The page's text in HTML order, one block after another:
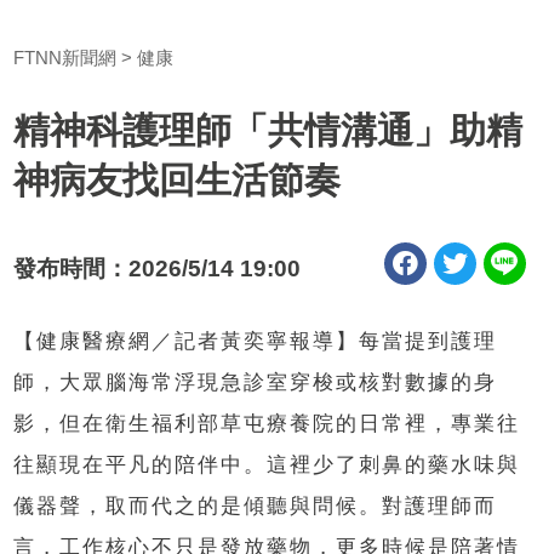
FTNN新聞網 健康
精神科護理師「共情溝通」助精
神病友找回生活節奏
發布時間：2026/5/14 19:00
【健康醫療網／記者黃奕寧報導】每當提到護理
師，大眾腦海常浮現急診室穿梭或核對數據的身
影，但在衛生福利部草屯療養院的日常裡，專業往
往顯現在平凡的陪伴中。這裡少了刺鼻的藥水味與
儀器聲，取而代之的是傾聽與問候。對護理師而
言，工作核心不只是發放藥物，更多時候是陪著情